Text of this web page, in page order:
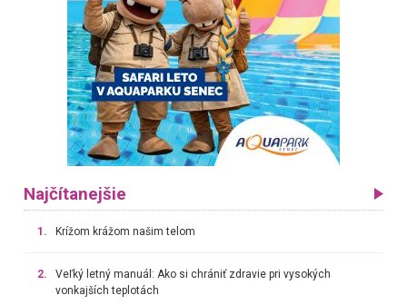
Najčítanejšie
1. Krížom krážom našim telom
2.
Veľký letný manuál: Ako si chrániť zdravie pri vysokých
vonkajších teplotách